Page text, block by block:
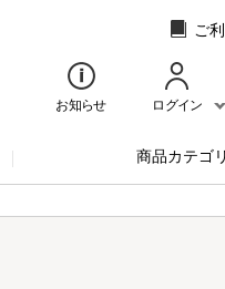
ご
お知らせ ログイン
商品カテゴ